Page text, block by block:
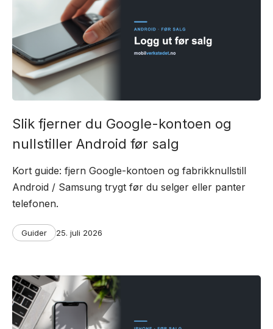
Slik fjerner du Google-kontoen og
nullstiller Android før salg
Kort guide: fjern Google-kontoen og fabrikknullstill
Android / Samsung trygt før du selger eller panter
telefonen.
Categories
Guider
Post
25. juli 2026